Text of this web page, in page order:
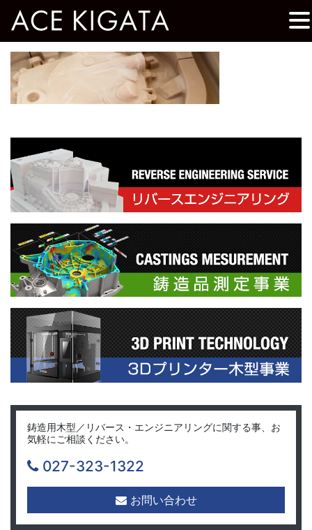
鋳造用木型／リバース・エンジニアリングに関する事、お
気軽にご相談ください。
027-323-1322
お問い合わせ